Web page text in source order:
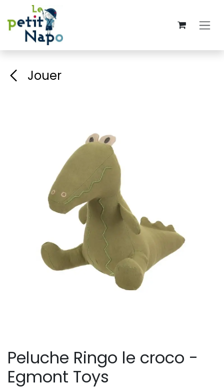
Se rendre au contenu
Jouer
Peluche Ringo le croco -
Egmont Toys